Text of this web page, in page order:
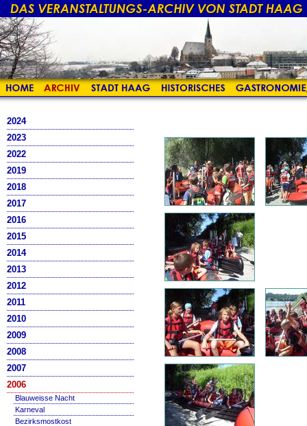
2024
2023
2022
2019
2018
2017
2016
2015
2014
2013
2012
2011
2010
2009
2008
2007
2006
Blauweisse Nacht
Karneval
Bezirksmostkost